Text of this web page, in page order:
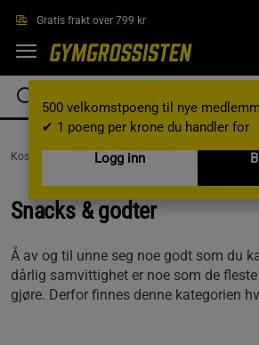
Gratis frakt over 799 kr
500 velkomstpoeng til nye
✔ 1 poeng per krone du handler for
Logg inn
Kosttilskudd / Matvarer /Snacks & godter
Snacks & godter
Å av og til unne seg noe godt som du
dårlig samvittighet er noe som de
gjøre. Derfor finnes denne kategorien